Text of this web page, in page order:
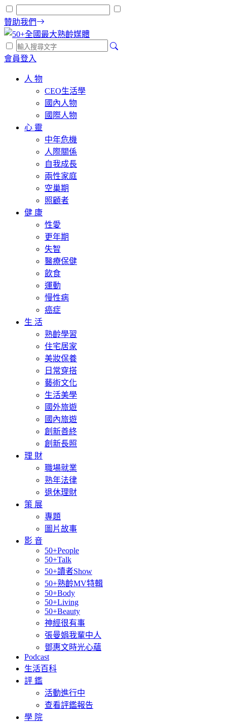
贊助我們
會員登入
人 物
CEO生活學
國內人物
國際人物
心 靈
中年危機
人際關係
自我成長
兩性家庭
空巢期
照顧者
健 康
性愛
更年期
失智
醫療保健
飲食
運動
慢性病
癌症
生 活
熟齡學習
住宅居家
美妝保養
日常穿搭
藝術文化
生活美學
國外旅遊
國內旅遊
創新善終
創新長照
理 財
職場就業
熟年法律
退休理財
策 展
專題
圖片故事
影 音
50+People
50+Talk
50+讀者Show
50+熟齡MV特輯
50+Body
50+Living
50+Beauty
神經很有事
張曼娟我輩中人
鄧惠文時光心蘊
Podcast
生活百科
評 鑑
活動進行中
查看評鑑報告
學 院